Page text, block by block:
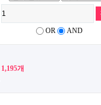
OR AND
1,195개